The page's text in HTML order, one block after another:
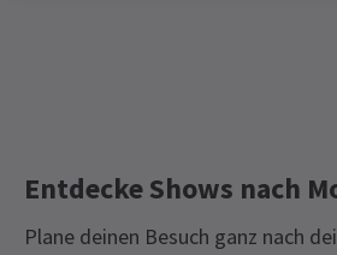
Entdecke Shows nach
Plane deinen Besuch ganz nach